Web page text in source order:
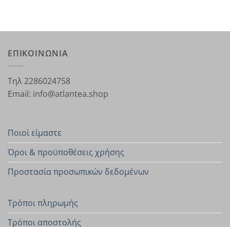
ΕΠΙΚΟΙΝΩΝΙΑ
Τηλ 2286024758
Email: info@atlantea.shop
Ποιοί είμαστε
Όροι & προϋποθέσεις χρήσης
Προστασία προσωπικών δεδομένων
Τρόποι πληρωμής
Τρόποι αποστολής